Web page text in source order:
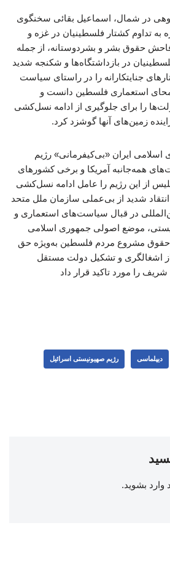
در شمال، اسماعیل بقائی سخنگوی
به تداوم کشتار فلسطینیان در غزه و
حقوق بشر و بشردوستانه، از جمله
در بازداشتگاه‌ها و شکنجه شدید
جنایتکارانه را در راستای سیاست
استعماری فلسطین دانست و
را برای جلوگیری از ادامه نسل‌کشی
زمین‌های آنها گوشزد کرد.
اسلامی ایران «بی‌کیفرمانی» رژیم
همه‌جانبه آمریکا و برخی کشورهای
از این رژیم را عامل ادامه نسل‌کشی
شدید از بی‌عملی سازمان ملل متحد
در قبال سیاست‌های استعماری و
موضع اصولی جمهوری اسلامی
حقوق مشروع مردم فلسطین به‌ویژه حق
اشغالگری و تشکیل دولت مستقل
را مورد تاکید قرار داد
دیپلماسی رژیم صهیونیستی اسرائیل
وارد بشوید.